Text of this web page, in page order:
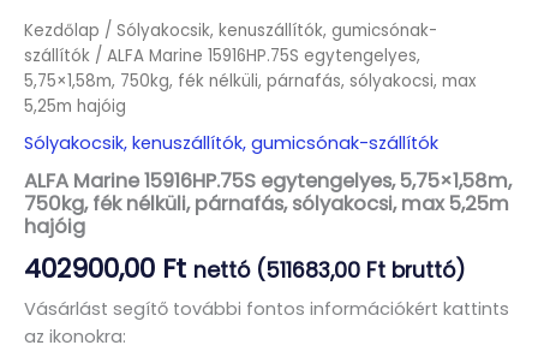
Kezdőlap / Sólyakocsik, kenuszállítók, gumicsónak-
szállítók / ALFA Marine 15916HP.75S egytengelyes,
5,75×1,58m, 750kg, fék nélküli, párnafás, sólyakocsi, max
5,25m hajóig
Sólyakocsik, kenuszállítók, gumicsónak-szállítók
ALFA Marine 15916HP.75S egytengelyes, 5,75×1,58m,
750kg, fék nélküli, párnafás, sólyakocsi, max 5,25m
hajóig
402900,00 Ft nettó (511683,00 Ft bruttó)
Vásárlást segítő további fontos információkért kattints
az ikonokra: